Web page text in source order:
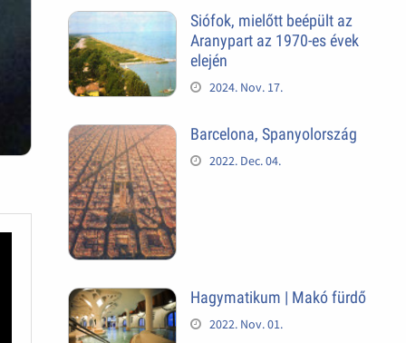
Siófok, mielőtt beépült az
Aranypart az 1970-es évek
elején
2024. Nov. 17.
Barcelona, Spanyolország
2022. Dec. 04.
Hagymatikum | Makó fürdő
2022. Nov. 01.